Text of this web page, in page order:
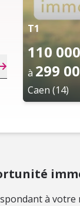
T1
110
à 299
Caen (14)
à votre